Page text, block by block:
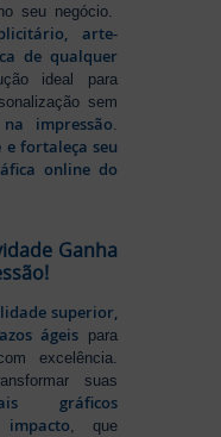
seu negócio.
arte-
de qualquer
ideal para
sem
na impressão
fortaleça seu
online do
Ganha
superior,
ágeispara
excelência.
suas
gráficos
, que